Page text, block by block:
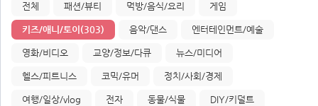
전체 패션/뷰티 먹방/음식/요리 게임
키즈/애니/토이(303) 음악/댄스 엔터테인먼트/예술
영화/비디오 교양/정보/다큐 뉴스/미디어
헬스/피트니스 코믹/유머 정치/사회/경제
여행/일상/vlog 전자 동물/식물 DIY/키덜트